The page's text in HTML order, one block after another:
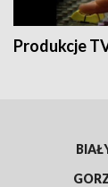
Produkcje